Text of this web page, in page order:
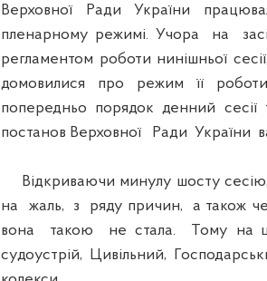
Верховної Ради України
пленарному режимі. Учора на
регламентом роботи нинішньої
домовилися про режим її роботи,
попередньо порядок денний
постанов Верховної Ради України
Відкриваючи минулу шосту
на жаль, з ряду причин, а також
вона такою не стала. Тому на
судоустрій, Цивільний,